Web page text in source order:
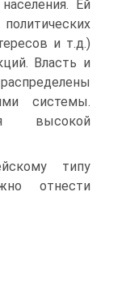
Ей
и т.д.)
Власть и
системы.
высокой
типу
отнести